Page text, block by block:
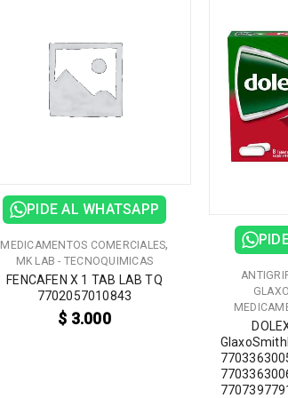
PIDE AL WHATSAPP
MEDICAMENTOS COMERCIALES,
MK LAB - TECNOQUIMICAS
FENCAFEN X 1 TAB LAB TQ
7702057010843
$ 3.000